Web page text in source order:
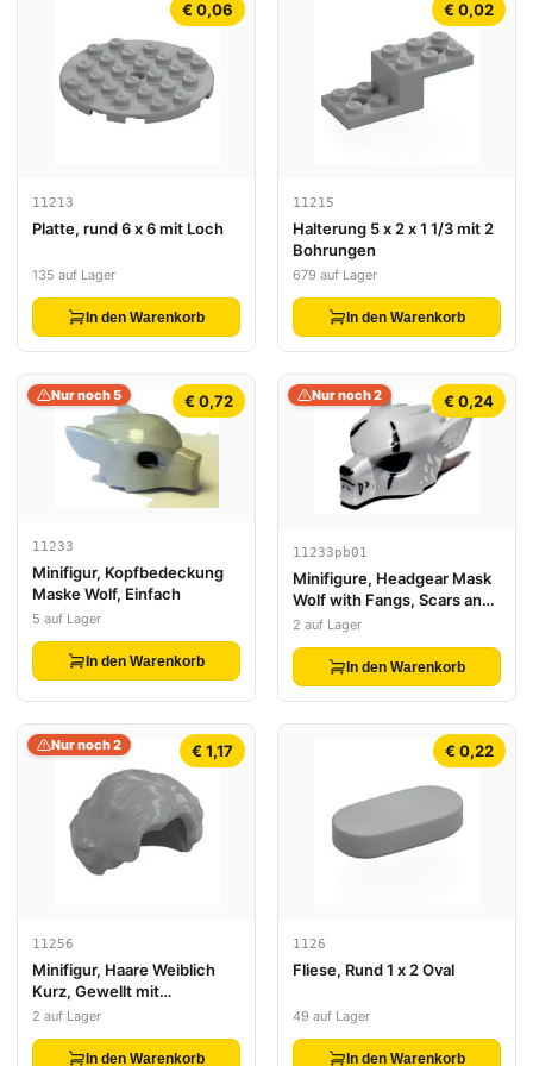
€ 0,06
11213
Platte, rund 6 x 6 mit Loch
135 auf Lager
In den Warenkorb
€ 0,02
11215
Halterung 5 x 2 x 1 1/3 mit 2
Bohrungen
679 auf Lager
In den Warenkorb
€ 0,72
Nur noch 5
11233
Minifigur, Kopfbedeckung
Maske Wolf, Einfach
5 auf Lager
In den Warenkorb
€ 0,24
Nur noch 2
11233pb01
Minifigure, Headgear Mask
Wolf with Fangs, Scars and
White Ears Pattern
2 auf Lager
In den Warenkorb
€ 1,17
Nur noch 2
11256
Minifigur, Haare Weiblich
Kurz, Gewellt mit
Seitenscheitel
2 auf Lager
In den Warenkorb
€ 0,22
1126
Fliese, Rund 1 x 2 Oval
49 auf Lager
In den Warenkorb